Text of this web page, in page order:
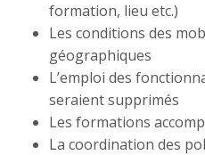
formation, lieu etc.)
Les conditions des
géographiques
L’emploi des
seraient supprimés
Les formations
La coordination des